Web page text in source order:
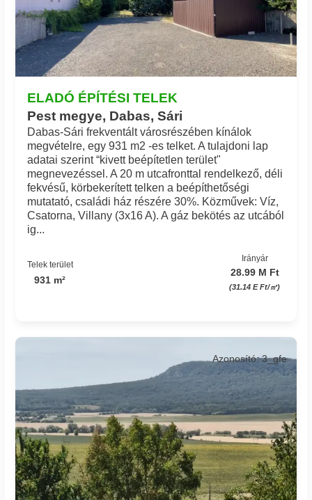
ELADÓ ÉPÍTÉSI TELEK
Pest megye, Dabas, Sári
Dabas-Sári frekventált városrészében kínálok
megvételre, egy 931 m2 -es telket. A tulajdoni lap
adatai szerint “kivett beépítetlen terület"
megnevezéssel. A 20 m utcafronttal rendelkező, déli
fekvésű, körbekerített telken a beépíthetőségi
mutatató, családi ház részére 30%. Közművek: Víz,
Csatorna, Villany (3x16 A). A gáz bekötés az utcából
ig...
Telek terület
931 m²
Irányár
28.99 M Ft
(31.14 E Ft/㎡)
Azonosító: 3_gfe